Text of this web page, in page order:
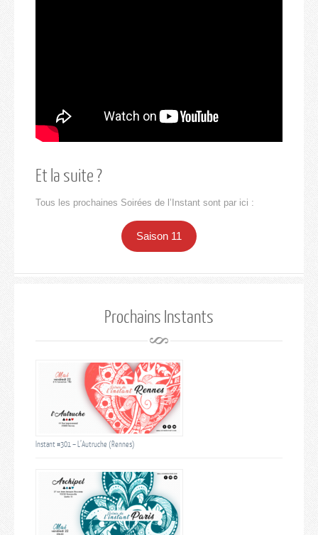
Et la suite ?
Tous les prochaines Soirées de l’Instant sont par ici :
Saison 11
Prochains Instants
Instant #301 – L’Autruche (Rennes)